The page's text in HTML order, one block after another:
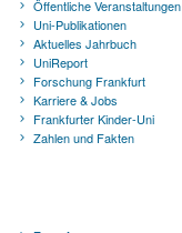
Öffentliche Veranstaltungen
Uni-Publikationen
Aktuelles Jahrbuch
UniReport
Forschung Frankfurt
Karriere & Jobs
Frankfurter Kinder-Uni
Zahlen und Fakten